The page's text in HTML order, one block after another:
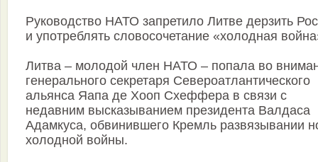
Руководство НАТО запретило Литве дерзить
и употреблять словосочетание «холодная
Литва – молодой член НАТО – попала во
генерального секретаря Североатлантического
альянса Яапа де Хооп Схеффера в связи с
недавним высказыванием президента Валдаса
Адамкуса, обвинившего Кремль развязывании
холодной войны.